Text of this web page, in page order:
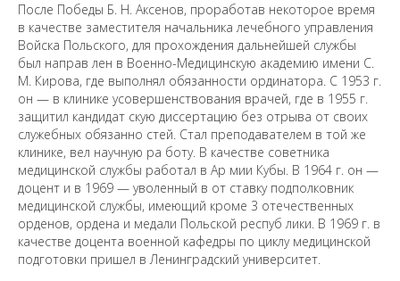
После Победы Б. Н. Аксенов, проработав некоторое время
в качестве заместителя начальника лечебного управления
Войска Польского, для прохождения дальнейшей службы
был направ лен в Военно-Медицинскую академию имени С.
М. Кирова, где выполнял обязанности ординатора. С 1953 г.
он — в клинике усовершенствования врачей, где в 1955 г.
защитил кандидат скую диссертацию без отрыва от своих
служебных обязанно стей. Стал преподавателем в той же
клинике, вел научную ра боту. В качестве советника
медицинской службы работал в Ар мии Кубы. В 1964 г. он —
доцент и в 1969 — уволенный в от ставку подполковник
медицинской службы, имеющий кроме 3 отечественных
орденов, ордена и медали Польской респуб лики. В 1969 г. в
качестве доцента военной кафедры по циклу медицинской
подготовки пришел в Ленинградский университет.
На данном информационном ресурсе могут быть
опубликованы архивные материалы с упоминанием
физических и юридических лиц, включенных
Министерством юстиции Российской Федерации в реестр
иностранных агентов, а также организаций, признанных
экстремистскими и запрещенных на территории
Российской Федерации.
Политика СПбГУ в отношении обработки
персональных данных
Saint Petersburg State University© 2026
Санкт-Петербургский государственный университет©
2026